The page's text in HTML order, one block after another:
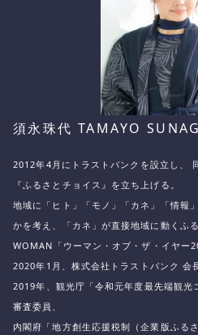
須永珠代 TAMAYO
2012年4月にトラストバンクを設立し、
『ふるさとチョイス』を立ち上げる。
地域に「ヒト」「モノ」「カネ」「情報
かを考え、
「カネ」が直接地域に動くふ
WOMAN「ウーマン・オブ・ザ・イヤー
2020年1月、株式会社トラストバンク 会
2019年、観光庁「令和元年度最先端観光
審査委員、
内閣府「地方創生応援税制（企業版ふる